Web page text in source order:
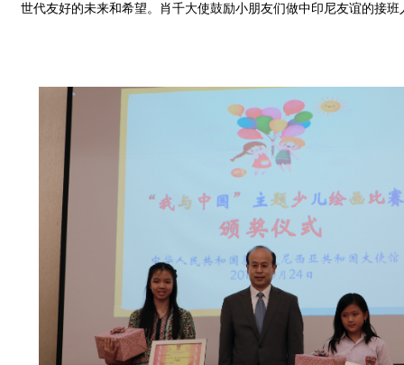
世代友好的未来和希望。肖千大使鼓励小朋友们做中印尼友谊的接